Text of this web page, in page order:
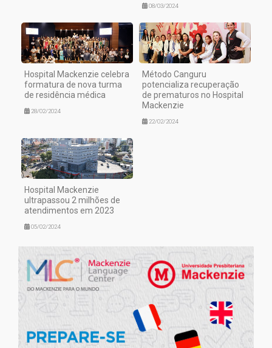
08/03/2024
Hospital Mackenzie celebra
formatura de nova turma
de residência médica
28/02/2024
Método Canguru
potencializa recuperação
de prematuros no Hospital
Mackenzie
22/02/2024
Hospital Mackenzie
ultrapassou 2 milhões de
atendimentos em 2023
05/02/2024